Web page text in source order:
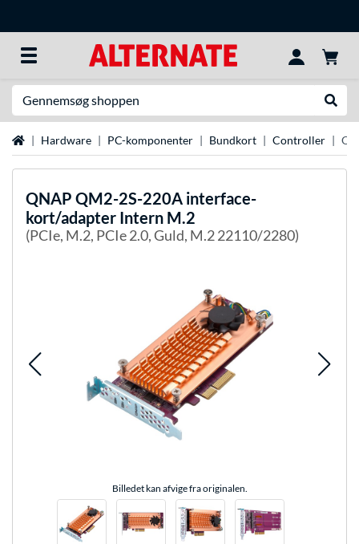
StartsideHardware PC-komponenter Bundkort Controller
QNAP QM2-2S-220A interface-
kort/adapter Intern M.2
(PCIe, M.2, PCIe 2.0, Guld, M.2 22110/2280)
Billedet kan afvige fra originalen.